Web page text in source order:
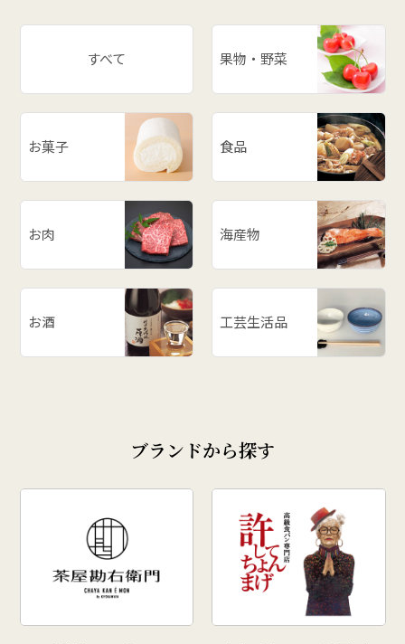
すべて 果物・野菜
お菓子 食品
お肉 海産物
お酒 工芸生活品
ブランドから探す